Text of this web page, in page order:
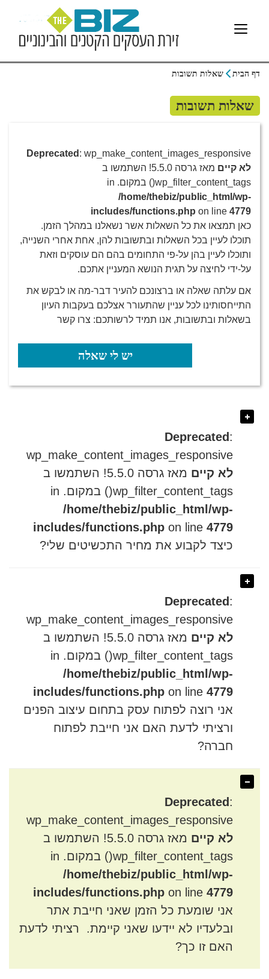
דף הבית שאלות תשובות
שאלות תשובות
Deprecated : wp_make_content_images_responsive
לא קיים
מאז גרסה 5.5.0! השתמשו ב
wp_filter_content_tags() במקום. in
/home/thebiz/public_html/wp-
includes/functions.php on line 4779
כאן תמצאו את כל השאלות אשר נשאלנו במהלך הזמן.
תוכלו לעיין בכל השאלות ובתשובות להן, אחת אחרי השנייה,
ותוכלו לעיין בהן על-פי התחומים בהם הם עוסקים וזאת
על-ידי לחיצה על תגית הנושא המעניין אתכם.
אם עלתה שאלה או ברצונכם להעיר דבר-מה או לבקש את
התייחסותינו לכל עניין שהתעורר אצלכם בעקבות העיון
בשאלות ובתשובות, אנו תמיד לרשותכם: צרו קשר
יש לי שאלה
Deprecated :
wp_make_content_images_responsive
לא קיים
מאז גרסה 5.5.0! השתמשו ב
wp_filter_content_tags() במקום. in
/home/thebiz/public_html/wp-
includes/functions.php on line 4779
כיצד לקבוע את מחיר התכשיטים שלי?
Deprecated :
wp_make_content_images_responsive
לא קיים
מאז גרסה 5.5.0! השתמשו ב
wp_filter_content_tags() במקום. in
/home/thebiz/public_html/wp-
includes/functions.php on line 4779
אני רוצה לפתוח עסק בתחום עיצוב הפנים
ורציתי לדעת האם אני חייבת לפתוח
חברה?
Deprecated :
wp_make_content_images_responsive
לא קיים
מאז גרסה 5.5.0! השתמשו ב
wp_filter_content_tags() במקום. in
/home/thebiz/public_html/wp-
includes/functions.php on line 4779
אני שומעת כל הזמן שאני חייבת אתר
ובלעדיו לא יידעו שאני קיימת. רציתי לדעת
האם זו כך?